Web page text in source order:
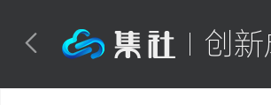
创
